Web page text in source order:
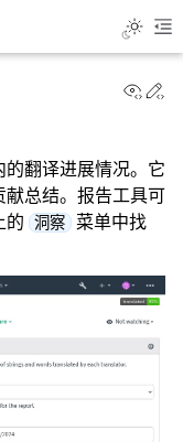
Toggle
翻译进展情况。它
献总结。报告工具可
的
洞察 菜单中找